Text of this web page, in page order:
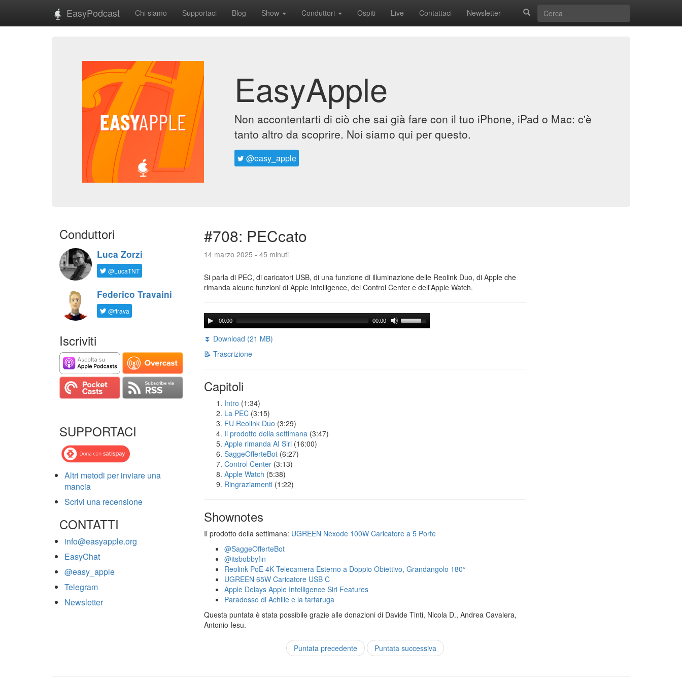
EasyPodcast Chi siamo Supportaci Blog Show Conduttori Ospiti Live Contattaci Newsletter
EasyApple
Non accontentarti di ciò che sai già fare con il tuo iPhone, iPad o Mac: c'è
tanto altro da scoprire. Noi siamo qui per questo.
@easy_apple
Conduttori
Luca Zorzi
@LucaTNT
Federico Travaini
@ftrava
Iscriviti
SUPPORTACI
Altri metodi per inviare una
mancia
Scrivi una recensione
CONTATTI
info@easyapple.org
EasyChat
@easy_apple
Telegram
Newsletter
#708: PECcato
14 marzo 2025 - 45 minuti
Si parla di PEC, di caricatori USB, di una funzione di illuminazione delle Reolink Duo, di Apple che
rimanda alcune funzioni di Apple Intelligence, del Control Center e dell'Apple Watch.
00:00 00:00
⏬ Download (21 MB)
📝 Trascrizione
Capitoli
Intro (1:34)
La PEC (3:15)
FU Reolink Duo (3:29)
Il prodotto della settimana (3:47)
Apple rimanda AI Siri (16:00)
SaggeOfferteBot (6:27)
Control Center (3:13)
Apple Watch (5:38)
Ringraziamenti (1:22)
Shownotes
Il prodotto della settimana: UGREEN Nexode 100W Caricatore a 5 Porte
@SaggeOfferteBot
@itsbobbyfin
Reolink PoE 4K Telecamera Esterno a Doppio Obiettivo, Grandangolo 180°
UGREEN 65W Caricatore USB C
Apple Delays Apple Intelligence Siri Features
Paradosso di Achille e la tartaruga
Questa puntata è stata possibile grazie alle donazioni di Davide Tinti, Nicola D., Andrea Cavalera,
Antonio Iesu.
Puntata precedente Puntata successiva